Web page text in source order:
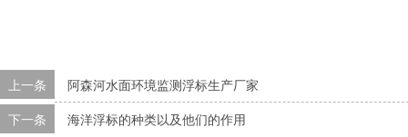
上一条
阿森河水面环境监测浮标生产厂家
下一条
海洋浮标的种类以及他们的作用